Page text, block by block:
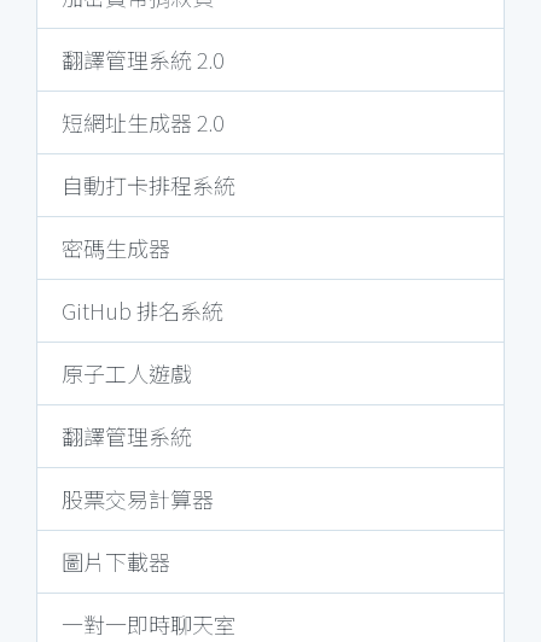
翻譯管理系統 2.0
短網址生成器 2.0
自動打卡排程系統
密碼生成器
GitHub 排名系統
原子工人遊戲
翻譯管理系統
股票交易計算器
圖片下載器
一對一即時聊天室